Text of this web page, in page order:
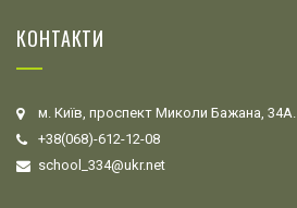
КОНТАКТИ
м. Київ, проспект Миколи Бажана, 34А.
+38(068)-612-12-08
school_334@ukr.net